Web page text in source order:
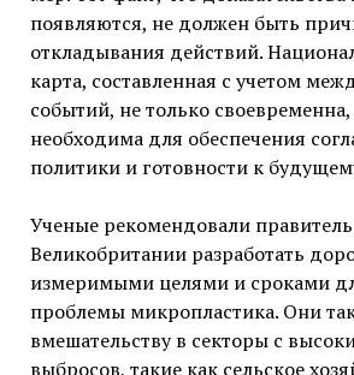
появляются, не должен быть
откладывания действий.
карта, составленная с учетом
событий, не только
необходима для обеспечения
политики и готовности к
Ученые рекомендовали
Великобритании разработать
измеримыми целями и сроками
проблемы микропластика. Они
вмешательству в секторы с
выбросов, такие как сельское